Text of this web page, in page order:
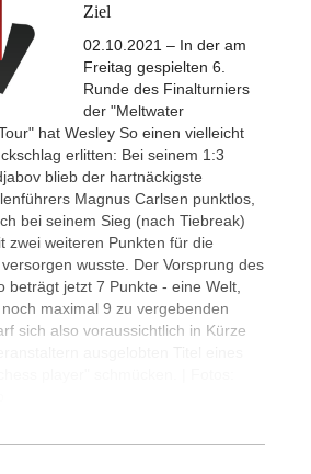
Ziel
02.10.2021 – In der am
Freitag gespielten 6.
Runde des Finalturniers
der "Meltwater
hat Wesley So einen vielleicht
erlitten: Bei seinem 1:3
blieb der hartnäckigste
Magnus Carlsen punktlos,
bei seinem Sieg (nach Tiebreak)
zwei weiteren Punkten für die
wusste. Der Vorsprung des
beträgt jetzt 7 Punkte - eine Welt,
maximal 9 zu vergebenden
sich also voraussichtlich in Kürze